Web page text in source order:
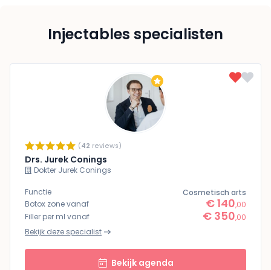
Injectables specialisten
(42 reviews)
Drs. Jurek Conings
Dokter Jurek Conings
Functie
Cosmetisch arts
Botox zone vanaf
€ 140,00
Filler per ml vanaf
€ 350,00
Bekijk deze specialist
Bekijk agenda